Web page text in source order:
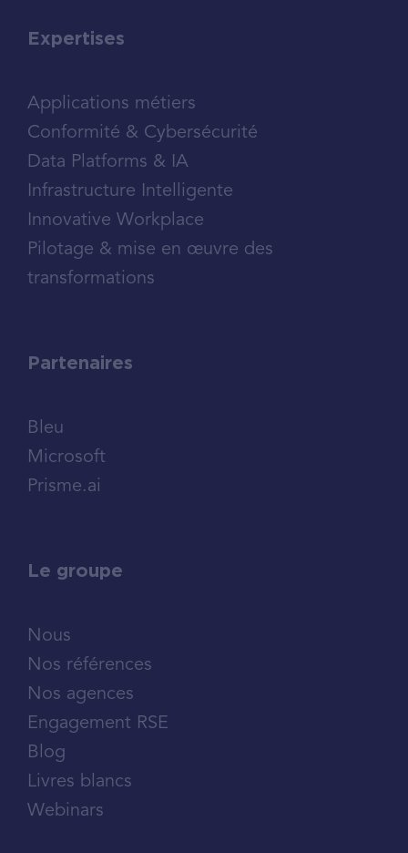
Expertises
Applications métiers
Conformité & Cybersécurité
Data Platforms & IA
Infrastructure Intelligente
Innovative Workplace
Pilotage & mise en œuvre des
transformations
Partenaires
Bleu
Microsoft
Prisme.ai
Le groupe
Nous
Nos références
Nos agences
Engagement RSE
Blog
Livres blancs
Webinars